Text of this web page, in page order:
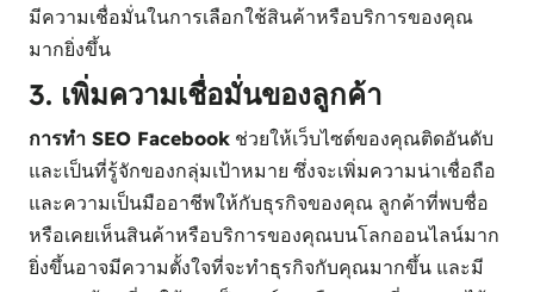
มีความเชื่อมั่นในการเลือกใช้สินค้าหรือบริการของคุณ
มากยิ่งขึ้น
3. เพิ่มความเชื่อมั่นของลูกค้า
การทำ SEO Facebook ช่วยให้เว็บไซต์ของคุณติดอันดับ
และเป็นที่รู้จักของกลุ่มเป้าหมาย ซึ่งจะเพิ่มความน่าเชื่อถือ
และความเป็นมืออาชีพให้กับธุรกิจของคุณ ลูกค้าที่พบชื่อ
หรือเคยเห็นสินค้าหรือบริการของคุณบนโลกออนไลน์มาก
ยิ่งขึ้นอาจมีความตั้งใจที่จะทำธุรกิจกับคุณมากขึ้น และมี